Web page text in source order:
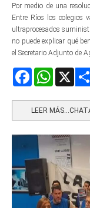
Por medio de una
Entre Ríos los colegios
ultraprocesados
no puede explicar qué
el Secretario Adjunto de
FacebookWhatsApp
LEER